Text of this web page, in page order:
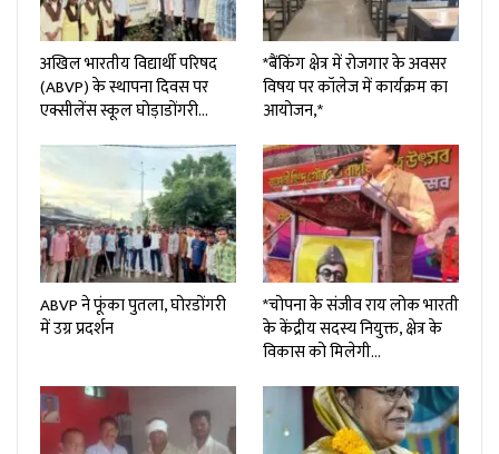
अखिल भारतीय विद्यार्थी परिषद
(ABVP) के स्थापना दिवस पर
एक्सीलेंस स्कूल घोड़ाडोंगरी…
*बैंकिंग क्षेत्र में रोजगार के अवसर
विषय पर कॉलेज में कार्यक्रम का
आयोजन,*
ABVP ने फूंका पुतला, घोरडोंगरी
में उग्र प्रदर्शन
*चोपना के संजीव राय लोक भारती
के केंद्रीय सदस्य नियुक्त, क्षेत्र के
विकास को मिलेगी…